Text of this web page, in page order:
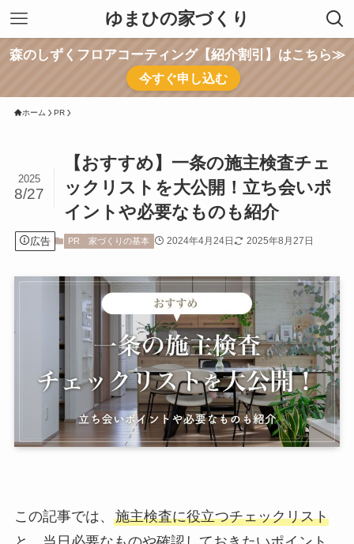
ゆまひの家づくり
森のしずくフロアコーティング【紹介割引】はこちら≫
今すぐ申し込む
ホーム PR
【おすすめ】一条の施主検査チェ
ックリストを大公開！立ち会いポ
イントや必要なものも紹介
2025
8/27
広告 PR 家づくりの基本 2024年4月24日 2025年8月27日
この記事では、 施主検査に役立つチェックリスト